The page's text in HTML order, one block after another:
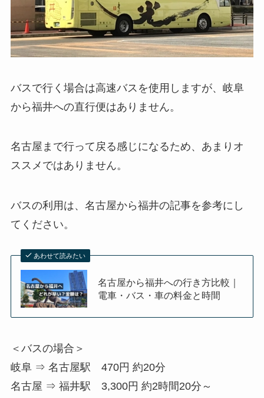
バスで行く場合は高速バスを使用しますが、岐阜
から福井への直行便はありません。
名古屋まで行って戻る感じになるため、あまりオ
ススメではありません。
バスの利用は、名古屋から福井の記事を参考にし
てください。
あわせて読みたい
名古屋から福井への行き方比較｜
電車・バス・車の料金と時間
＜バスの場合＞
岐阜 ⇒ 名古屋駅 470円 約20分
名古屋 ⇒ 福井駅 3,300円 約2時間20分～